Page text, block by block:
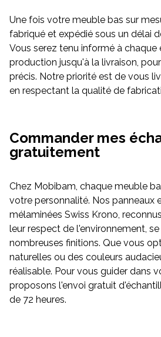
Une fois votre meuble bas sur
fabriqué et expédié sous un délai
Vous serez tenu informé à chaque
production jusqu'à la livraison,
précis. Notre priorité est de vous
en respectant la qualité de
Commander mes
gratuitement
Chez Mobibam, chaque meuble
votre personnalité. Nos panneaux
mélaminées Swiss Krono,
leur respect de l'environnement,
nombreuses finitions. Que vous
naturelles ou des couleurs
réalisable. Pour vous guider dans
proposons l'envoi gratuit
de 72 heures.